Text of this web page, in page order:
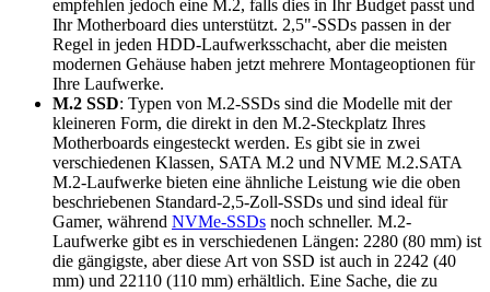
empfehlen jedoch eine M.2, falls dies in Ihr Budget passt und
Ihr Motherboard dies unterstützt. 2,5"-SSDs passen in der
Regel in jeden HDD-Laufwerksschacht, aber die meisten
modernen Gehäuse haben jetzt mehrere Montageoptionen für
Ihre Laufwerke.
M.2 SSD: Typen von M.2-SSDs sind die Modelle mit der
kleineren Form, die direkt in den M.2-Steckplatz Ihres
Motherboards eingesteckt werden. Es gibt sie in zwei
verschiedenen Klassen, SATA M.2 und NVME M.2.SATA
M.2-Laufwerke bieten eine ähnliche Leistung wie die oben
beschriebenen Standard-2,5-Zoll-SSDs und sind ideal für
Gamer, während NVMe-SSDs noch schneller. M.2-
Laufwerke gibt es in verschiedenen Längen: 2280 (80 mm) ist
die gängigste, aber diese Art von SSD ist auch in 2242 (40
mm) und 22110 (110 mm) erhältlich. Eine Sache, die zu